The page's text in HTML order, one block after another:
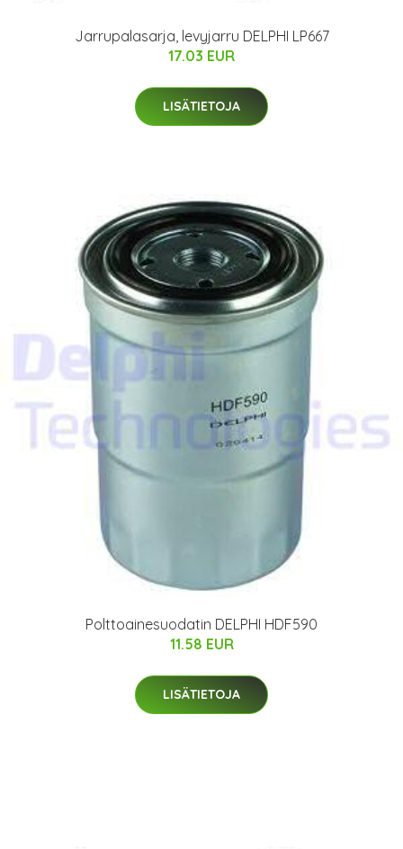
Jarrupalasarja, levyjarru DELPHI LP667
17.03 EUR
LISÄTIETOJA
Polttoainesuodatin DELPHI HDF590
11.58 EUR
LISÄTIETOJA